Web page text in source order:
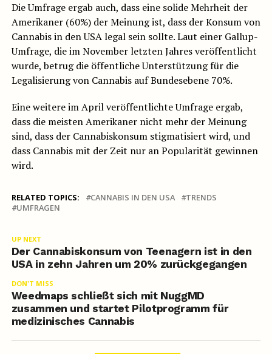
Die Umfrage ergab auch, dass eine solide Mehrheit der
Amerikaner (60%) der Meinung ist, dass der Konsum von
Cannabis in den USA legal sein sollte. Laut einer Gallup-
Umfrage, die im November letzten Jahres veröffentlicht
wurde, betrug die öffentliche Unterstützung für die
Legalisierung von Cannabis auf Bundesebene 70%.
Eine weitere im April veröffentlichte Umfrage ergab,
dass die meisten Amerikaner nicht mehr der Meinung
sind, dass der Cannabiskonsum stigmatisiert wird, und
dass Cannabis mit der Zeit nur an Popularität gewinnen
wird.
RELATED TOPICS: CANNABIS IN DEN USA
TRENDS
UMFRAGEN
UP NEXT
Der Cannabiskonsum von Teenagern ist in den
USA in zehn Jahren um 20% zurückgegangen
DON'T MISS
Weedmaps schließt sich mit NuggMD
zusammen und startet Pilotprogramm für
medizinisches Cannabis